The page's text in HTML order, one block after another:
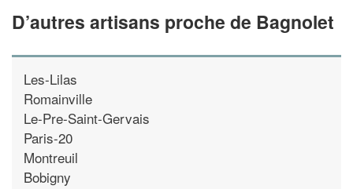
D’autres artisans proche de Bagnolet
Les-Lilas
Romainville
Le-Pre-Saint-Gervais
Paris-20
Montreuil
Bobigny